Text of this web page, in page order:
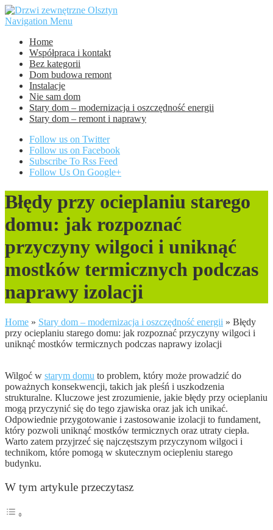
Navigation Menu
Home
Współpraca i kontakt
Bez kategorii
Dom budowa remont
Instalacje
Nie sam dom
Stary dom – modernizacja i oszczędność energii
Stary dom – remont i naprawy
Follow us on Twitter
Follow us on Facebook
Subscribe To Rss Feed
Follow Us On Google+
Błędy przy ocieplaniu starego
domu: jak rozpoznać
przyczyny wilgoci i uniknąć
mostków termicznych podczas
naprawy izolacji
Home » Stary dom – modernizacja i oszczędność energii » Błędy
przy ocieplaniu starego domu: jak rozpoznać przyczyny wilgoci i
uniknąć mostków termicznych podczas naprawy izolacji
Wilgoć w starym domu to problem, który może prowadzić do
poważnych konsekwencji, takich jak pleśń i uszkodzenia
strukturalne. Kluczowe jest zrozumienie, jakie błędy przy ocieplaniu
mogą przyczynić się do tego zjawiska oraz jak ich unikać.
Odpowiednie przygotowanie i zastosowanie izolacji to fundament,
który pozwoli uniknąć mostków termicznych oraz utraty ciepła.
Warto zatem przyjrzeć się najczęstszym przyczynom wilgoci i
technikom, które pomogą w skutecznym ociepleniu starego
budynku.
W tym artykule przeczytasz